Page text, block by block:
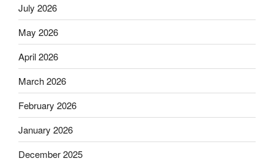
July 2026
May 2026
April 2026
March 2026
February 2026
January 2026
December 2025